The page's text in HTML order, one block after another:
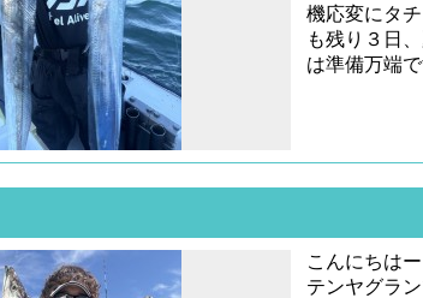
機応変にタ
も残り３日
は準備万端
こんにちは
テンヤグラ